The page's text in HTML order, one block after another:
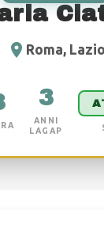
Roma, Lazio
3
ANNI
LAGAP